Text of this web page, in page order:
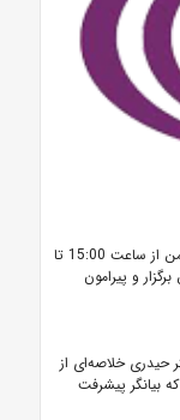
دومین جلسه از یازدهمین دوره هیأت‌مدیره انجمن از ساعت 15:00 تا
انجمن برگزار و پیرامون
حیدری خلاصه‌ای از
بیانگر پیشرفت